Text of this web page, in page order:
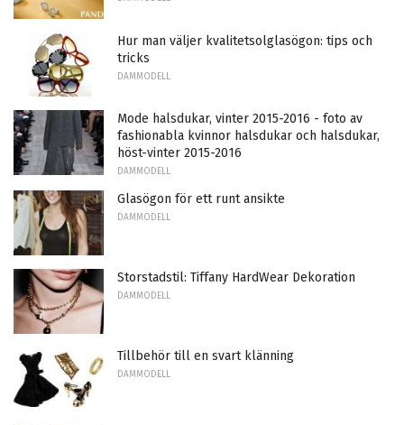
Hur man väljer kvalitetsolglasögon: tips och
tricks
DAMMODELL
Mode halsdukar, vinter 2015-2016 - foto av
fashionabla kvinnor halsdukar och halsdukar,
höst-vinter 2015-2016
DAMMODELL
Glasögon för ett runt ansikte
DAMMODELL
Storstadstil: Tiffany HardWear Dekoration
DAMMODELL
Tillbehör till en svart klänning
DAMMODELL